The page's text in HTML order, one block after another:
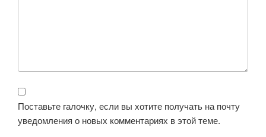
Поставьте галочку, если вы хотите получать на почту
уведомления о новых комментариях в этой теме.